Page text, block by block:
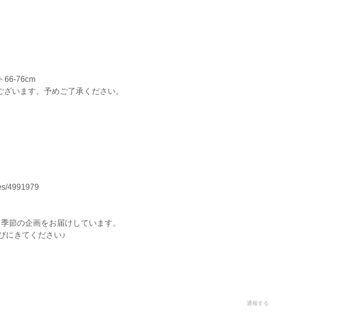
66-76cm
います。予めご了承ください。
4991979
節の企画をお届けしています。
にきてください♪
通報する